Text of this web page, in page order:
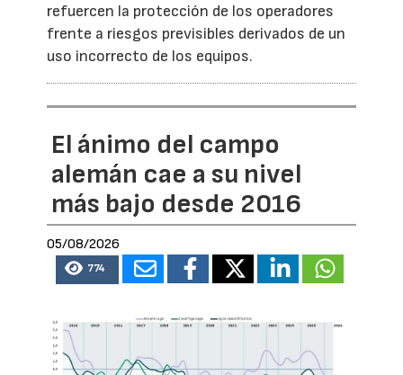
refuercen la protección de los operadores
frente a riesgos previsibles derivados de un
uso incorrecto de los equipos.
El ánimo del campo
alemán cae a su nivel
más bajo desde 2016
05/08/2026
774